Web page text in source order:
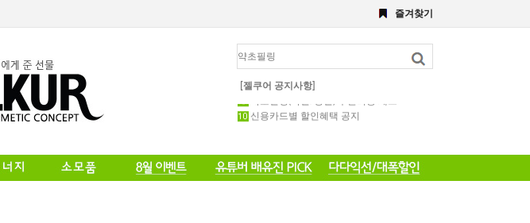
[젤쿠어 공지사항]
전화 주문 공지 이벤트
포토 후기 작성 요령 공지
8월 이벤트공지
약초필링(약필/강필) 후관리용 세트
신용카드별 할인혜택 공지
즐겨찾기